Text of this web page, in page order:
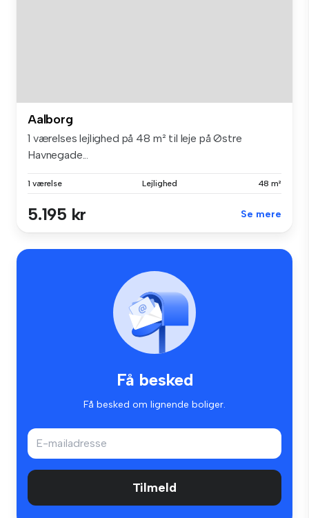
Aalborg
1 værelses lejlighed på 48 m² til leje på Østre
Havnegade...
1 værelse Lejlighed 48 m²
5.195 kr Se mere
Få besked
Få besked om lignende boliger.
Tilmeld